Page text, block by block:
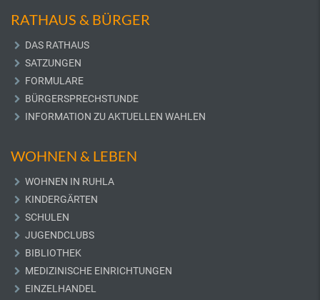
RATHAUS & BÜRGER
DAS RATHAUS
SATZUNGEN
FORMULARE
BÜRGERSPRECHSTUNDE
INFORMATION ZU AKTUELLEN WAHLEN
WOHNEN & LEBEN
WOHNEN IN RUHLA
KINDERGÄRTEN
SCHULEN
JUGENDCLUBS
BIBLIOTHEK
MEDIZINISCHE EINRICHTUNGEN
EINZELHANDEL